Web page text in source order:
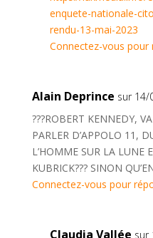
enquete-nationale-
rendu-13-mai-2023
Connectez-vous pour
Alain Deprince sur 14/
???ROBERT KENNEDY,
PARLER D’APPOLO 11,
L’HOMME SUR LA LUNE
KUBRICK??? SINON
Connectez-vous pour
Claudia Vallée sur